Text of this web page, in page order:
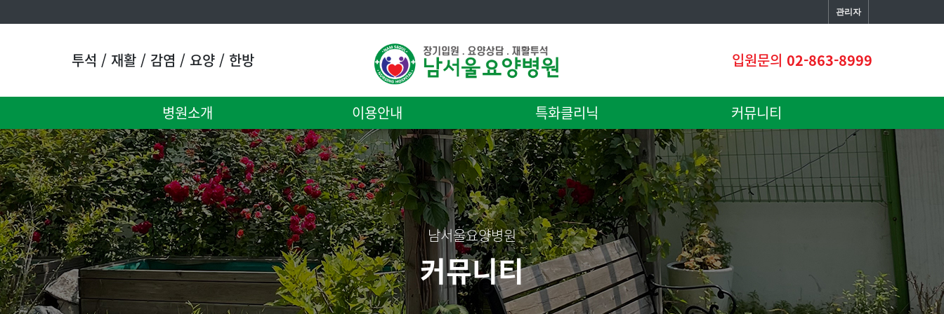
관리자
투석 / 재활 / 감염 / 요양 / 한방 입원문의 02-863-8999
병원소개 이용안내 특화클리닉 커뮤니티
남서울요양병원
커뮤니티